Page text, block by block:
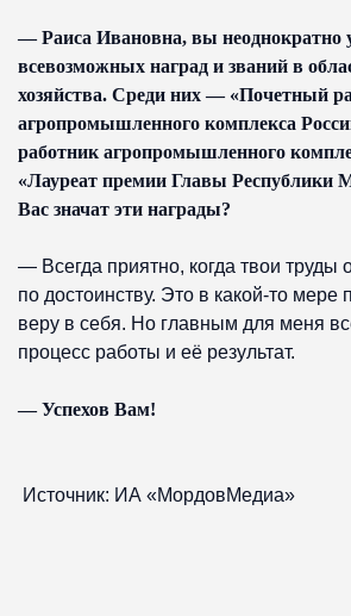
— Раиса Ивановна, вы неоднократно
всевозможных наград и званий в
хозяйства. Среди них — «Почетный
агропромышленного комплекса
работник агропромышленного
«Лауреат премии Главы Республики
Вас значат эти награды?
— Всегда приятно, когда твои труды
по достоинству. Это в какой-то мере
веру в себя. Но главным для меня
процесс работы и её результат.
— Успехов Вам!
Источник: ИА «МордовМедиа»